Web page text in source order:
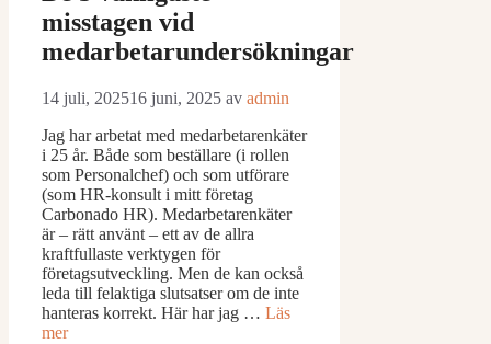
misstagen vid
medarbetarundersökningar
14 juli, 202516 juni, 2025 av admin
Jag har arbetat med medarbetarenkäter
i 25 år. Både som beställare (i rollen
som Personalchef) och som utförare
(som HR-konsult i mitt företag
Carbonado HR). Medarbetarenkäter
är – rätt använt – ett av de allra
kraftfullaste verktygen för
företagsutveckling. Men de kan också
leda till felaktiga slutsatser om de inte
hanteras korrekt. Här har jag … Läs
mer